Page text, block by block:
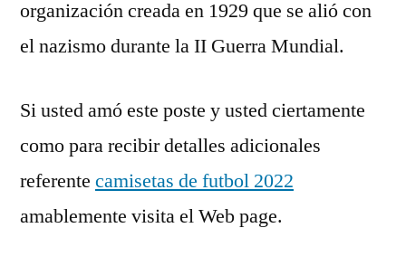
organización creada en 1929 que se alió con
el nazismo durante la II Guerra Mundial.
Si usted amó este poste y usted ciertamente
como para recibir detalles adicionales
referente camisetas de futbol 2022
amablemente visita el Web page.